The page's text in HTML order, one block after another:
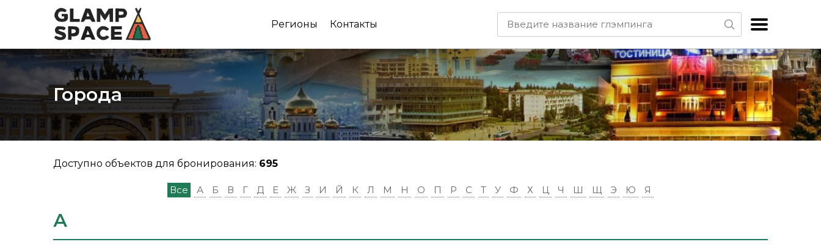
Регионы Контакты
Города
Доступно объектов для бронирования: 695
Все А Б В Г Д Е Ж З И Й К Л М Н О П Р С Т У Ф Х Ц Ч Ш Щ Э Ю Я
А